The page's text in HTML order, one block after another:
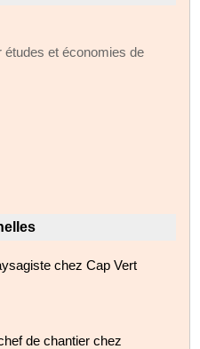
études et économies de
chez Cap Vert
de chantier chez